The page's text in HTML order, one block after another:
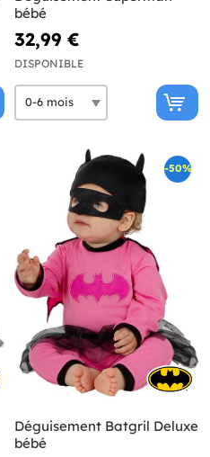
bébé
32,99 €
DISPONIBLE
-50%
Déguisement Batgril Deluxe
bébé